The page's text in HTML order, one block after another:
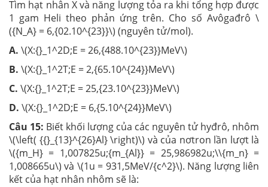
Tìm hạt nhân X và năng lượng tỏa ra khi tổng hợp được
1 gam Heli theo phản ứng trên. Cho số Avôgađrô \
({N_A} = 6,{02.10^{23}}\) (nguyên tử/mol).
A. \(X:{}_1^2D;E = 26,{488.10^{23}}MeV\)
B. \(X:{}_1^2T;E = 2,{65.10^{24}}MeV\)
C. \(X:{}_1^2T;E = 25,{23.10^{23}}MeV\)
D. \(X:{}_1^2D;E = 6,{5.10^{24}}MeV\)
Câu 15: Biết khối lượng của các nguyên tử hyđrô, nhôm
\(\left( {{}_{13}^{26}Al} \right)\) và của nơtron lần lượt là
\({m_H} = 1,007825u;{m_{Al}} = 25,986982u;\\{m_n} =
1,008665u\) và \(1u = 931,5MeV/{c^2}\). Năng lượng liên
kết của hạt nhân nhôm sẽ là: